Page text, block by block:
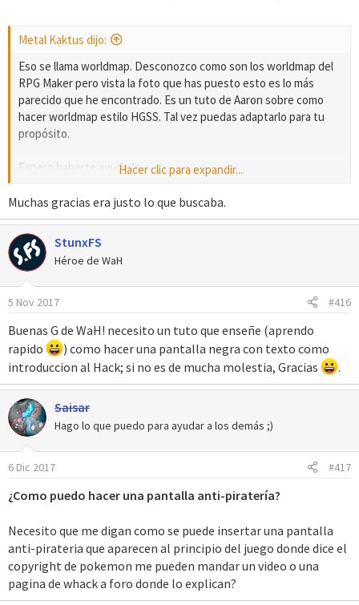
Metal Kaktus dijo:
Eso se llama worldmap. Desconozco como son los worldmap del
RPG Maker pero vista la foto que has puesto esto es lo más
parecido que he encontrado. Es un tuto de Aaron sobre como
hacer worldmap estilo HGSS. Tal vez puedas adaptarlo para tu
propósito.
Espero haberte ayudado.
https://whackahack.com/foro/t-16144/gba-otros-como-hacer-
tu-worldmap-estilo-hgss-explicado-paso-paso
Hacer clic para expandir...
Muchas gracias era justo lo que buscaba.
StunxFS
Héroe de WaH
5 Nov 2017 #416
Buenas G de WaH! necesito un tuto que enseñe (aprendo
rapido
) como hacer una pantalla negra con texto como
introduccion al Hack; si no es de mucha molestia, Gracias
.
Saisar
Hago lo que puedo para ayudar a los demás ;)
6 Dic 2017 #417
¿Como puedo hacer una pantalla anti-piratería?
Necesito que me digan como se puede insertar una pantalla
anti-pirateria que aparecen al principio del juego donde dice el
copyright de pokemon me pueden mandar un video o una
pagina de whack a foro donde lo explican?